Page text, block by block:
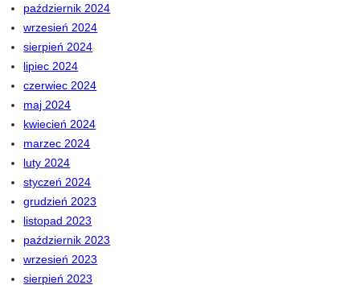
październik 2024
wrzesień 2024
sierpień 2024
lipiec 2024
czerwiec 2024
maj 2024
kwiecień 2024
marzec 2024
luty 2024
styczeń 2024
grudzień 2023
listopad 2023
październik 2023
wrzesień 2023
sierpień 2023